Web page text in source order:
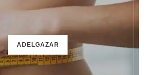
ADELGAZAR